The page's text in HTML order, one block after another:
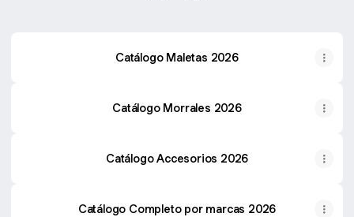
Catálogo Maletas 2026
Catálogo Morrales 2026
Catálogo Accesorios 2026
Catálogo Completo por marcas 2026